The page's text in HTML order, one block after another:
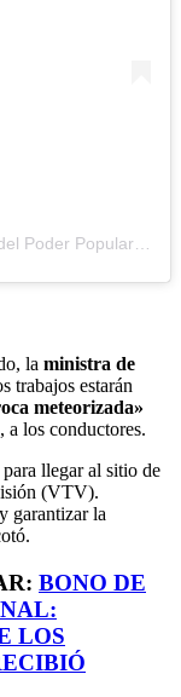
la ministra de
trabajos estarán
meteorizada»
a los conductores.
para llegar al sitio de
(VTV).
garantizar la
BONO DE
LOS